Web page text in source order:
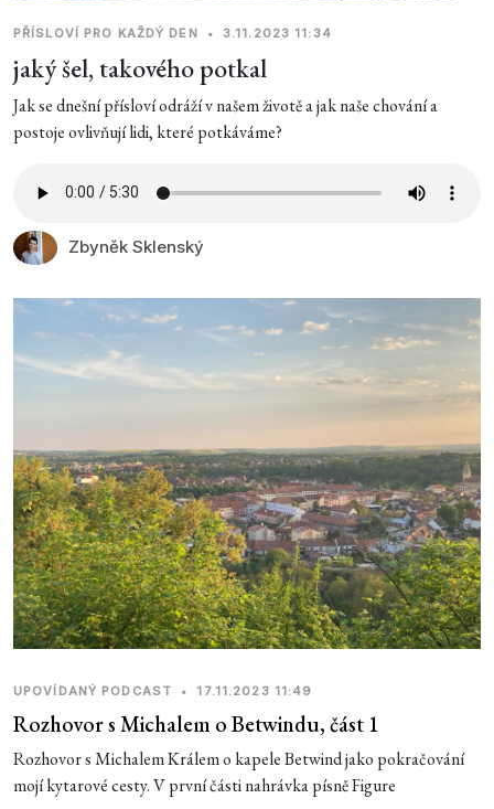
PŘÍSLOVÍ PRO KAŽDÝ DEN • 3.11.2023 11:34
jaký šel, takového potkal
Jak se dnešní přísloví odráží v našem životě a jak naše chování a
postoje ovlivňují lidi, které potkáváme?
Zbyněk Sklenský
UPOVÍDANÝ PODCAST • 17.11.2023 11:49
Rozhovor s Michalem o Betwindu, část 1
Rozhovor s Michalem Králem o kapele Betwind jako pokračování
mojí kytarové cesty. V první části nahrávka písně Figure